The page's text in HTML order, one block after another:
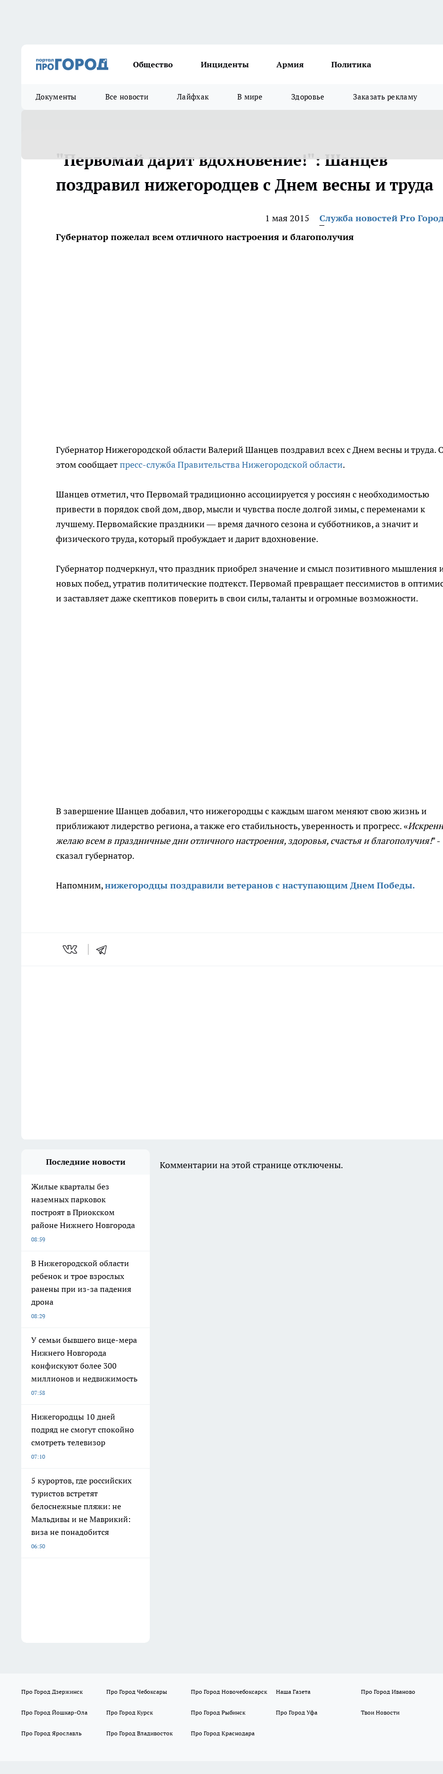
Общество Инциденты Армия Политика
Документы Все новости Лайфхак В мире Здоровье Заказать рекламу
"Первомай дарит вдохновение!": Шанцев
поздравил нижегородцев с Днем весны и труда
1 мая 2015
Служба новостей Pro
Губернатор пожелал всем отличного настроения и благополучия
Губернатор Нижегородской области Валерий Шанцев поздравил всех с Днем весны и труда.
этом сообщаетпресс-служба Правительства Нижегородской области.
Шанцев отметил, что Первомай традиционно ассоциируется у россиян с необходимостью
привести в порядок свой дом, двор, мысли и чувства после долгой зимы, с переменами к
лучшему. Первомайские праздники — время дачного сезона и субботников, а значит и
физического труда, который пробуждает и дарит вдохновение.
Губернатор подчеркнул, что праздник приобрел значение и смысл позитивного мышления
новых побед, утратив политические подтекст. Первомай превращает пессимистов в
и заставляет даже скептиков поверить в свои силы, таланты и огромные возможности.
В завершение Шанцев добавил, что нижегородцы с каждым шагом меняют свою жизнь и
приближают лидерство региона, а также его стабильность, уверенность и прогресс. «
желаю всем в праздничные дни отличного настроения, здоровья, счастья и благополучия!" -
сказал губернатор.
Напомним,нижегородцы поздравили ветеранов с наступающим Днем Победы.
Последние новости
Жилые кварталы без
наземных парковок
построят в Приокском
районе Нижнего Новгорода
08:59
В Нижегородской области
ребенок и трое взрослых
ранены при из-за падения
дрона
08:29
У семьи бывшего вице-мера
Нижнего Новгорода
конфискуют более 300
миллионов и недвижимость
07:58
Нижегородцы 10 дней
подряд не смогут спокойно
смотреть телевизор
07:10
5 курортов, где российских
туристов встретят
белоснежные пляжи: не
Мальдивы и не Маврикий:
виза не понадобится
06:50
Комментарии на этой странице отключены.
Про Город Дзержинск Про Город Чебоксары Про Город Новочебоксарск Наша Газета Про Город Иваново
Про Город Йошкар-Ола Про Город Курск Про Город Рыбинск Про Город Уфа Твои Новости
Про Город Ярославль Про Город Владивосток Про Город Краснодара